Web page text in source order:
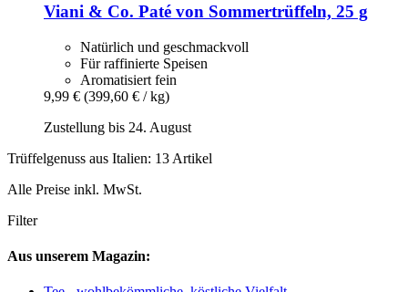
Viani & Co. Paté von Sommertrüffeln, 25 g
Natürlich und geschmackvoll
Für raffinierte Speisen
Aromatisiert fein
9,99 € (399,60 € / kg)
Zustellung bis 24. August
Trüffelgenuss aus Italien: 13 Artikel
Alle Preise inkl. MwSt.
Filter
Aus unserem Magazin: